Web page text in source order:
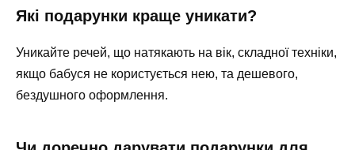
Які подарунки краще уникати?
Уникайте речей, що натякають на вік, складної техніки,
якщо бабуся не користується нею, та дешевого,
бездушного оформлення.